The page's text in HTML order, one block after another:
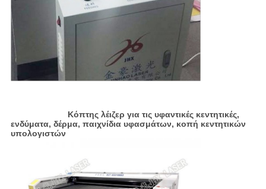
Κόπτης λέιζερ για τις υφαντικές κεντητικές,
ενδύματα, δέρμα, παιχνίδια υφασμάτων, κοπή κεντητικών
υπολογιστών